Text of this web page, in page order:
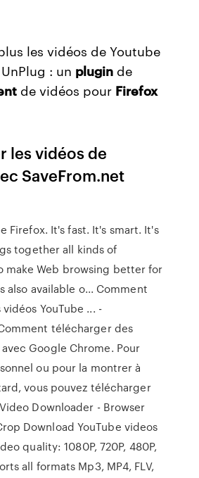
les vidéos de Youtube
: un plugin de
de vidéos pour Firefox
les vidéos de
SaveFrom.net
Firefox. It's fast. It's smart. It's
together all kinds of
make Web browsing better for
also available o... Comment
YouTube ... -
télécharger des
Google Chrome. Pour
ou pour la montrer à
vous pouvez télécharger
Downloader - Browser
Download YouTube videos
quality: 1080P, 720P, 480P,
all formats Mp3, MP4, FLV,